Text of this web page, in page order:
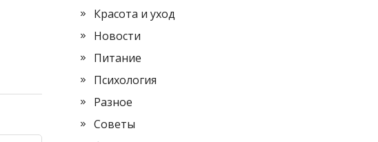
Красота и уход
Новости
Питание
Психология
Разное
Советы